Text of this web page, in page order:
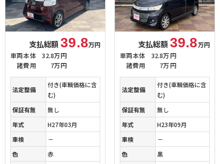
支払総額39.8万円
車両本体
32.8万円
諸費用
7万円
法定整備
付き(車輌価格に含
む)
保証有無
無し
年式
H27年03月
車検
－
色
赤
支払総額39.8万円
車両本体
32.8万円
諸費用
7万円
法定整備
付き(車輌価格に含
む)
保証有無
無し
年式
H23年09月
車検
－
色
黒